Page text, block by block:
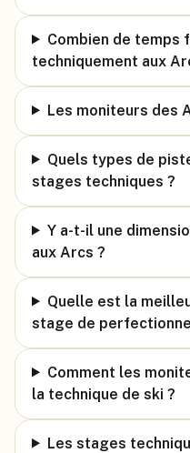
Combien de
techniquement aux
Les moniteurs des
Quels types de
stages techniques ?
Y a-t-il une
aux Arcs ?
Quelle est la
stage de
Comment les
la technique de ski ?
Les stages